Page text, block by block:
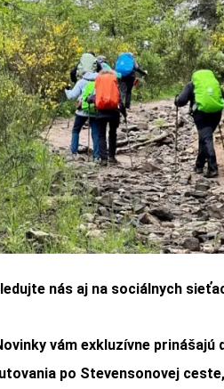
nás aj na sociálnych
vám exkluzívne
po Stevensonovej